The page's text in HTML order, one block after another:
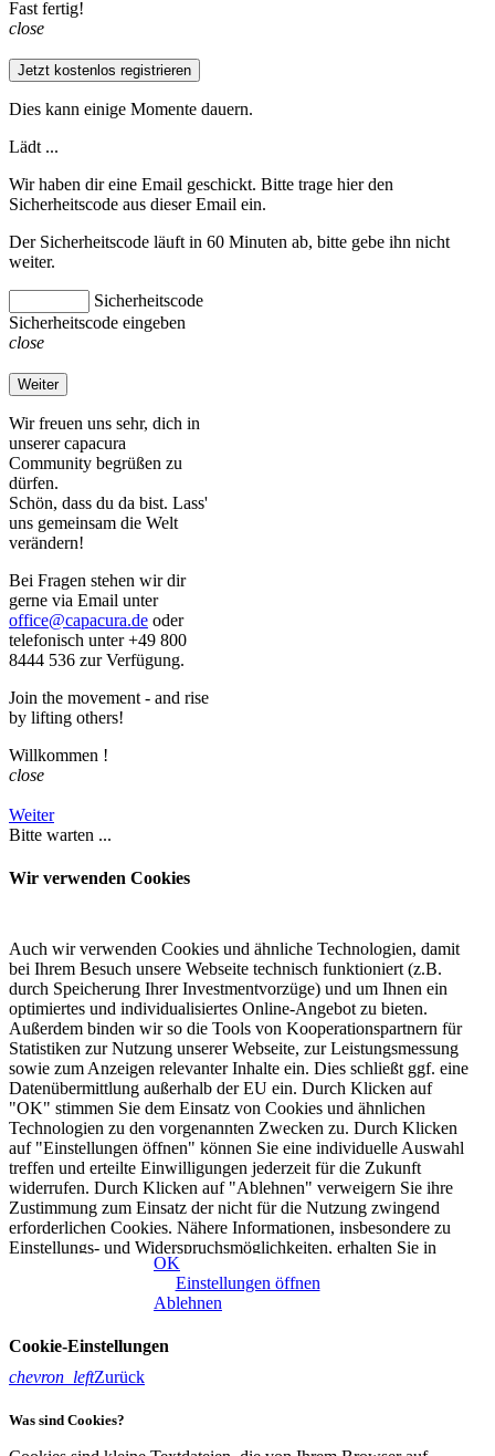
Fast fertig!
close
Jetzt kostenlos registrieren
Dies kann einige Momente dauern.
Lädt ...
Wir haben dir eine Email geschickt. Bitte trage hier den
Sicherheitscode aus dieser Email ein.
Der Sicherheitscode läuft in 60 Minuten ab, bitte gebe ihn nicht
weiter.
Sicherheitscode
Sicherheitscode eingeben
close
Weiter
Wir freuen uns sehr, dich in
unserer capacura
Community begrüßen zu
dürfen.
Schön, dass du da bist. Lass'
uns gemeinsam die Welt
verändern!
Bei Fragen stehen wir dir
gerne via Email unter
office@capacura.de oder
telefonisch unter +49 800
8444 536 zur Verfügung.
Join the movement - and rise
by lifting others!
Willkommen !
close
Weiter
Bitte warten ...
Wir verwenden Cookies
Auch wir verwenden Cookies und ähnliche Technologien, damit
bei Ihrem Besuch unsere Webseite technisch funktioniert (z.B.
durch Speicherung Ihrer Investmentvorzüge) und um Ihnen ein
optimiertes und individualisiertes Online-Angebot zu bieten.
Außerdem binden wir so die Tools von Kooperationspartnern für
Statistiken zur Nutzung unserer Webseite, zur Leistungsmessung
sowie zum Anzeigen relevanter Inhalte ein. Dies schließt ggf. eine
Datenübermittlung außerhalb der EU ein. Durch Klicken auf
"OK" stimmen Sie dem Einsatz von Cookies und ähnlichen
Technologien zu den vorgenannten Zwecken zu. Durch Klicken
auf "Einstellungen öffnen" können Sie eine individuelle Auswahl
treffen und erteilte Einwilligungen jederzeit für die Zukunft
widerrufen. Durch Klicken auf "Ablehnen" verweigern Sie ihre
Zustimmung zum Einsatz der nicht für die Nutzung zwingend
erforderlichen Cookies. Nähere Informationen, insbesondere zu
Einstellungs- und Widerspruchsmöglichkeiten, erhalten Sie in
Datenschutzerklärung
Ablehnen
Einstellungen öffnen
OK
Cookie-Einstellungen
chevron_leftZurück
Was sind Cookies?